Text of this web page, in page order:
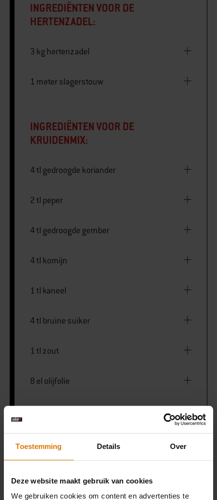
Toestemming Details Over
Deze website maakt gebruik van cookies
We gebruiken cookies om content en advertenties te
INGREDIËNTEN VOOR DE
HERTENZADEL:
3 kg hertenzadel
1 meter slagerstouw
INGREDIËNTEN VOOR DE
KRUIDENMIX:
4 tl gedroogde koriander
2 tl peper
4 tl gedroogde gember
4 tl komijn
1 tl kaneel
4 tl bruine suiker
1 tl zout
8 el olijfolie
PRINT THIS LIST